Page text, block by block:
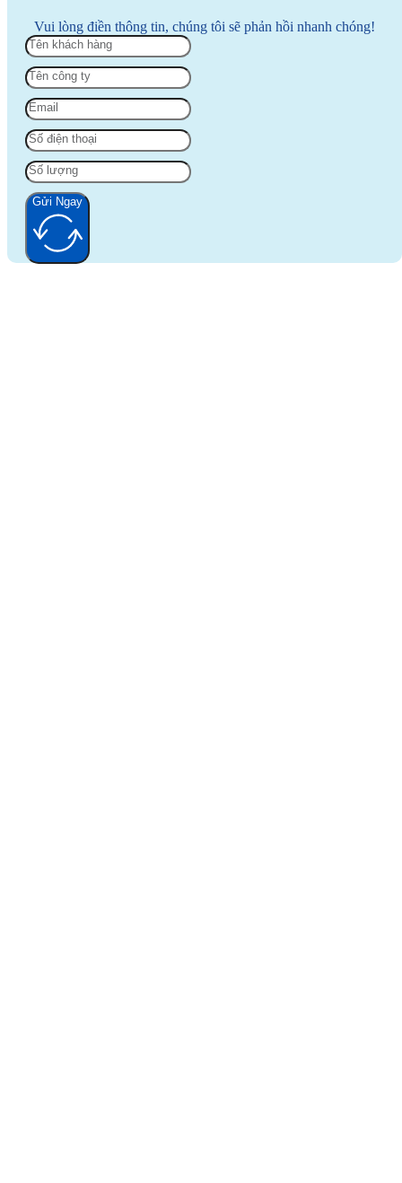
Vui lòng điền thông tin, chúng tôi sẽ phản hồi nhanh chóng!
Gửi Ngay